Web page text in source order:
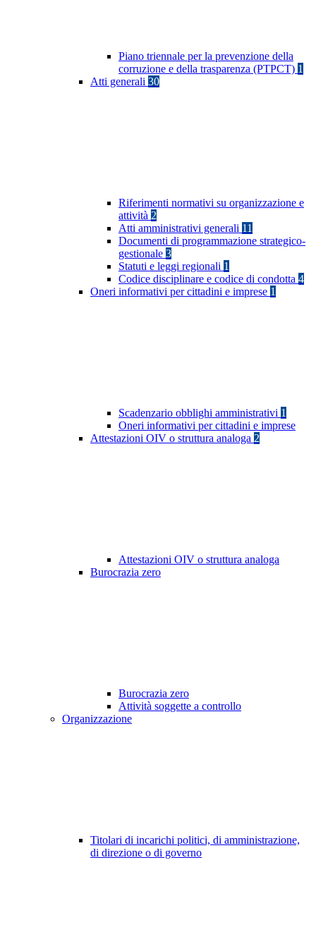
Piano triennale per la prevenzione della
corruzione e della trasparenza (PTPCT) 1
Atti generali 30
Riferimenti normativi su organizzazione e
attività 2
Atti amministrativi generali 11
Documenti di programmazione strategico-
gestionale 3
Statuti e leggi regionali 1
Codice disciplinare e codice di condotta 4
Oneri informativi per cittadini e imprese 1
Scadenzario obblighi amministrativi 1
Oneri informativi per cittadini e imprese
Attestazioni OIV o struttura analoga 2
Attestazioni OIV o struttura analoga
Burocrazia zero
Burocrazia zero
Attività soggette a controllo
Organizzazione
Titolari di incarichi politici, di amministrazione,
di direzione o di governo